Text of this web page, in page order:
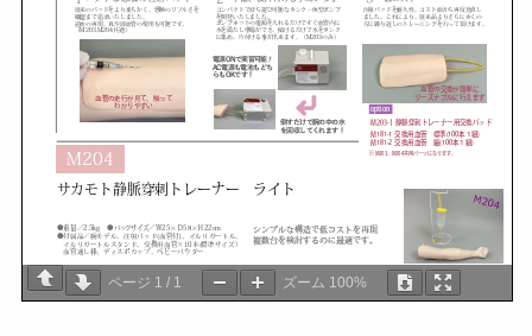
ページ 1 / 1 ズーム 100%